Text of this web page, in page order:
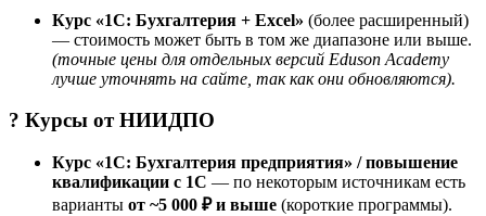
Курс «1С: Бухгалтерия + Excel» (более расширенный)
— стоимость может быть в том же диапазоне или выше.
(точные цены для отдельных версий Eduson Academy
лучше уточнять на сайте, так как они обновляются).
? Курсы отНИИДПО
Курс «1С: Бухгалтерия предприятия» / повышение
квалификации с 1С — по некоторым источникам есть
варианты от ~5 000 ₽ и выше (короткие программы).